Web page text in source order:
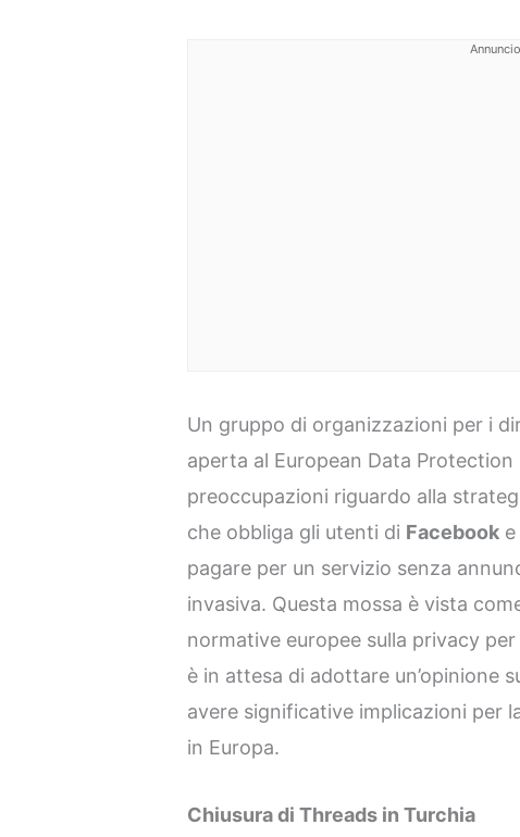
Annuncio
Un gruppo di organizzazioni per i
aperta al European Data
preoccupazioni riguardo alla
che obbliga gli utenti di Facebook
pagare per un servizio senza
invasiva. Questa mossa è vista
normative europee sulla privacy per
è in attesa di adottare un’opinione
avere significative implicazioni per
in Europa.
Chiusura di Threads in Turchia